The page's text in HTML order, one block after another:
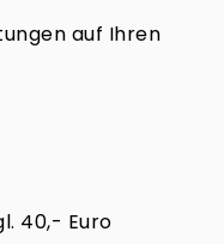
auf Ihren
40,- Euro